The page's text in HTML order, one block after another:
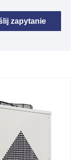
metalowych i
R40C i
może
chłodnic,
które mają
w
dostawca
zapytanie